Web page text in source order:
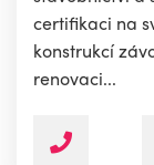
certifikaci na
konstrukcí
renovaci...